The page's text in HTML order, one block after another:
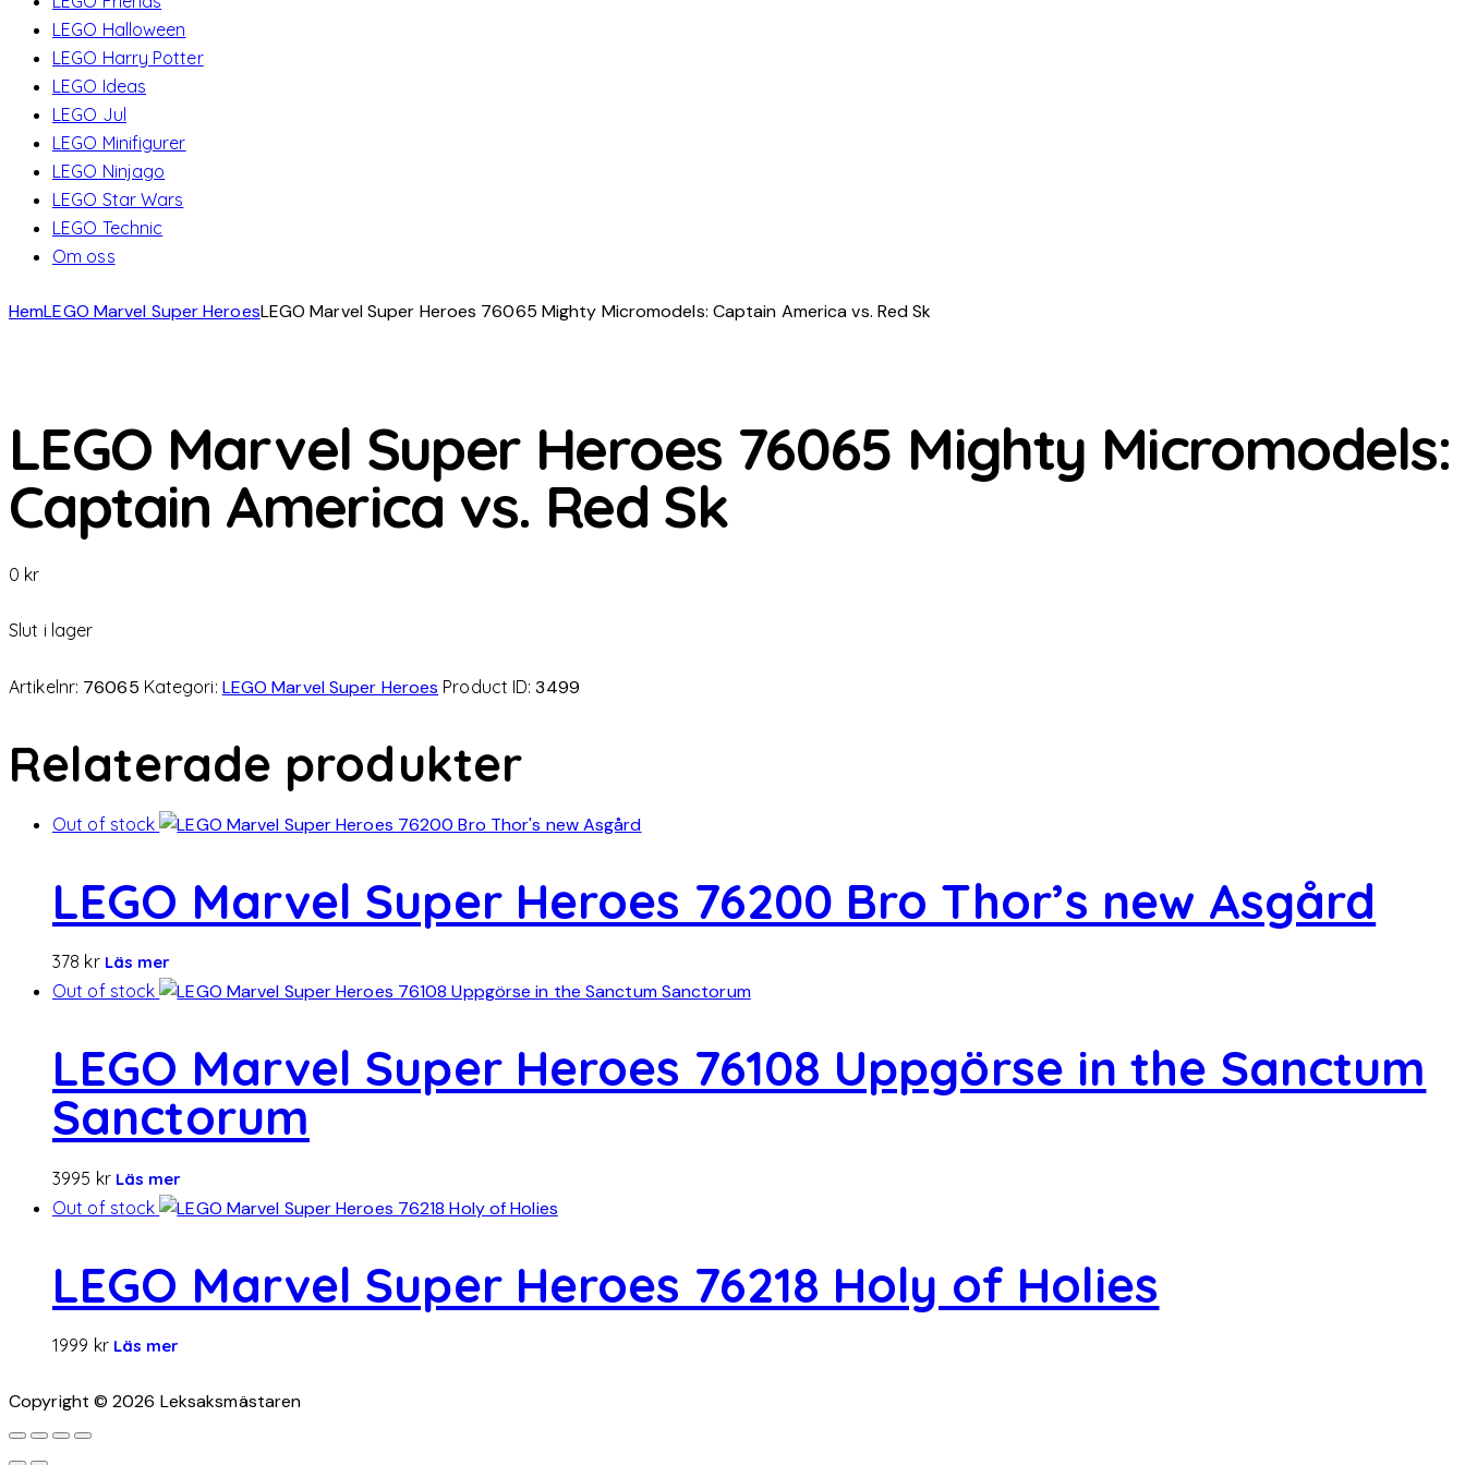
LEGO Halloween
LEGO Harry Potter
LEGO Ideas
LEGO Jul
LEGO Minifigurer
LEGO Ninjago
LEGO Star Wars
LEGO Technic
Om oss
HemLEGO Marvel Super HeroesLEGO Marvel Super Heroes 76065 Mighty Micromodels: Captain America vs. Red Sk
LEGO Marvel Super Heroes 76065 Mighty Micromodels:
Captain America vs. Red Sk
0 kr
Slut i lager
Artikelnr: 76065 Kategori: LEGO Marvel Super Heroes Product ID:3499
Relaterade produkter
Out of stock
LEGO Marvel Super Heroes 76200 Bro Thor’s new Asgård
378 kr Läs mer
Out of stock
LEGO Marvel Super Heroes 76108 Uppgörse in the Sanctum
Sanctorum
3995 kr Läs mer
Out of stock
LEGO Marvel Super Heroes 76218 Holy of Holies
1999 kr Läs mer
Copyright © 2026 Leksaksmästaren